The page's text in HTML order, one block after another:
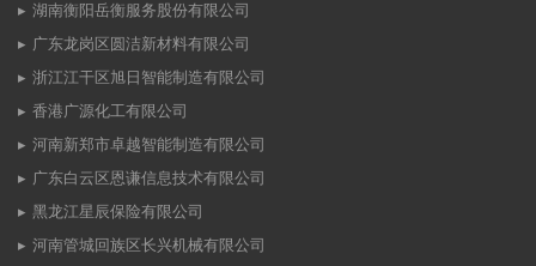
湖南衡阳岳衡服务股份有限公司
广东龙岗区圆洁新材料有限公司
浙江江干区旭日智能制造有限公司
香港广源化工有限公司
河南新郑市卓越智能制造有限公司
广东白云区恩谦信息技术有限公司
黑龙江星辰保险有限公司
河南管城回族区长兴机械有限公司